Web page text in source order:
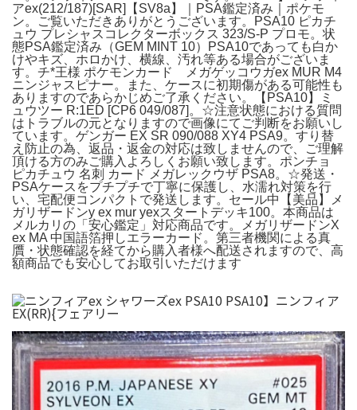
アex(212/187)[SAR]【SV8a】｜PSA鑑定済み｜ポケモ
ン。ご覧いただきありがとうございます。PSA10 ピカチ
ュウ プレシャスコレクターボックス 323/S-P プロモ。状
態PSA鑑定済み（GEM MINT 10）PSA10であっても白か
けやキズ、ホロかけ、横線、汚れ等ある場合がございま
す。チ*王様 ポケモンカード メガゲッコウガex MUR M4
ニンジャスピナー。また、ケースに初期傷がある可能性も
ありますのであらかじめご了承ください。【PSA10】ミ
ュウツー R:1ED [CP6 049/087]。☆注意状態における質問
はトラブルの元となりますので画像にてご判断をお願いし
ています。ゲンガー EX SR 090/088 XY4 PSA9。すり替
え防止の為、返品・返金の対応は致しませんので、ご理解
頂ける方のみご購入よろしくお願い致します。ポンチョ
ピカチュウ 名刺 カード メガレックウザ PSA8。☆発送・
PSAケースをプチプチで丁寧に保護し、水濡れ対策を行
い、宅配便コンパクトで発送します。セール中【美品】メ
ガリザードンy ex mur yexスタートデッキ100。本商品は
メルカリの「安心鑑定」対応商品です。メガリザードンX
ex MA 中国語箔押しエラーカード。第三者機関による真
贋・状態確認を経てから購入者様へ配送されますので、高
額商品でも安心してお取引いただけます